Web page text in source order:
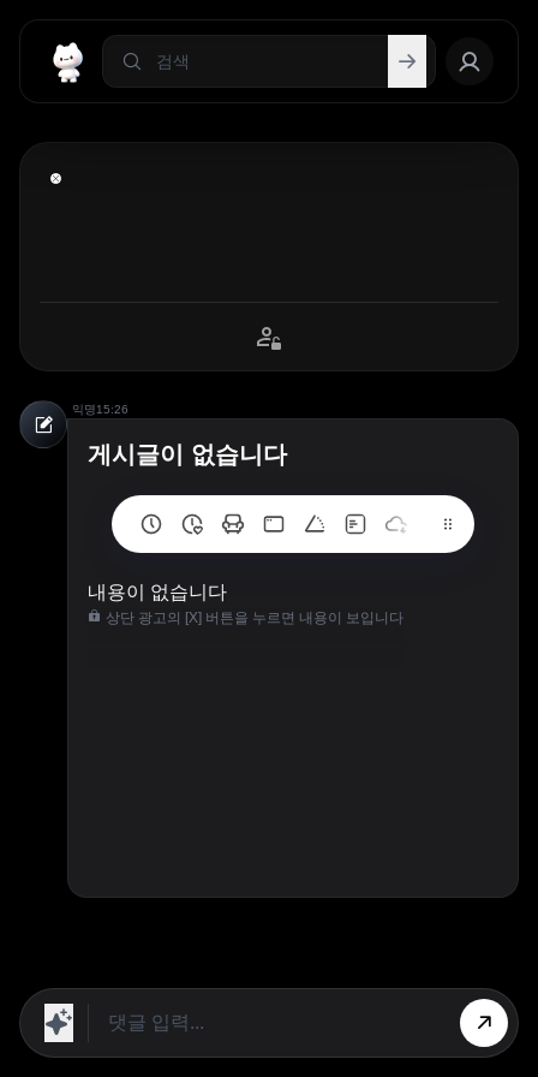
익명15:26
게시글이 없습니다
내용이 없습니다
상단 광고의 [X] 버튼을 누르면 내용이 보입니다